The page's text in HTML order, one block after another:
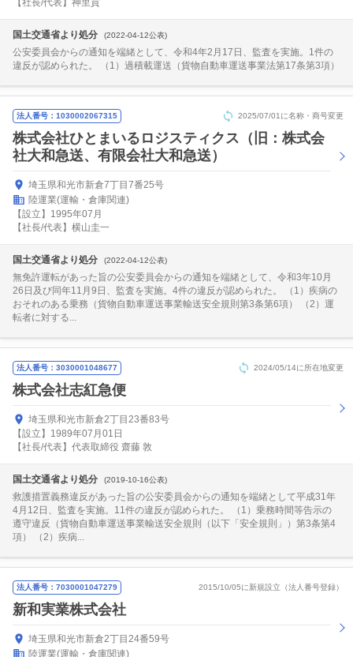
【社長/代表】神里貢
国土交通省より処分 (2022-04-12公表)
公安委員会からの通知を端緒として、令和4年2月17日、監査を実施。1件の
違反が認められた。 （1）過積載運送（貨物自動車運送事業法第17条第3項）
法人番号：1030002067315 2025/07/01に名称・商号変更
株式会社ひとまいるロジスティクス（旧：株式会
社大和急送、有限会社大和急送）
埼玉県和光市新倉7丁目7番25号
陸運業(運輸・倉庫関連)
【設立】1995年07月
【社長/代表】横山圭一
国土交通省より処分 (2022-04-12公表)
無免許運転があった旨の公安委員会からの通知を端緒として、令和3年10月
26日及び同年11月9日、監査を実施。4件の違反が認められた。 （1）疾病の
おそれのある乗務（貨物自動車運送事業輸送安全規則第3条第6項） （2）運
転者に対する...
法人番号：3030001048677 2024/05/14に所在地変更
株式会社志紅急便
埼玉県和光市新倉2丁目23番83号
【設立】1989年07月01日
【社長/代表】代表取締役 齋藤 敦
国土交通省より処分 (2019-10-16公表)
救護措置義務違反があった旨の公安委員会からの通知を端緒として平成31年
4月12日、監査を実施。11件の違反が認められた。 （1）乗務時間等告示の
遵守違反（貨物自動車運送事業輸送安全規則（以下「安全規則」）第3条第4
項） （2）疾病...
法人番号：7030001047279 2015/10/05に新規設立（法人番号登録）
新和実業株式会社
埼玉県和光市新倉2丁目24番59号
陸運業(運輸・倉庫関連)